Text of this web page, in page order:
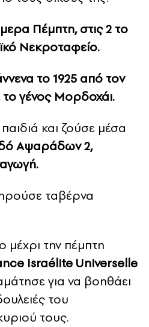
Πέμπτη, στις 2 το
Νεκροταφείο.
το 1925 από τον
το γένος Μορδοχάι.
παιδιά και ζούσε μέσα
Αψαράδων 2,
ταβέρνα
μέχρι την πέμπτη
Israélite Universelle
για να βοηθάει
του
τους.